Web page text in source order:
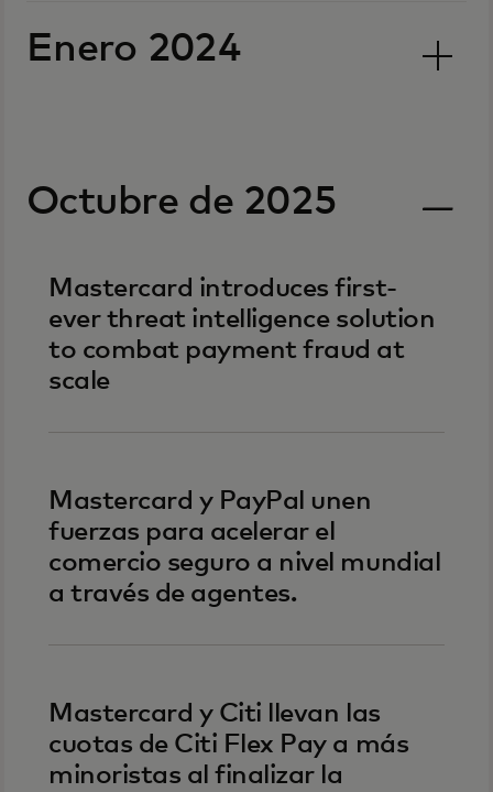
Enero 2024
Octubre de 2025
Mastercard introduces first-
ever threat intelligence solution
to combat payment fraud at
scale
Mastercard y PayPal unen
fuerzas para acelerar el
comercio seguro a nivel mundial
a través de agentes.
Mastercard y Citi llevan las
cuotas de Citi Flex Pay a más
minoristas al finalizar la